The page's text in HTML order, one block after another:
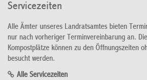
Servicezeiten
Alle Ämter unseres Landratsamtes bieten
nur nach vorheriger Terminvereinbarung an.
Kompostplätze können zu den Öffnungszeiten
besucht werden.
Alle Servicezeiten